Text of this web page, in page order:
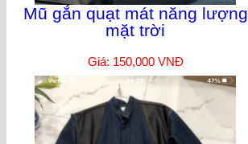
Mũ gắn quạt mát năng lượng
mặt trời
Giá: 150,000 VNĐ